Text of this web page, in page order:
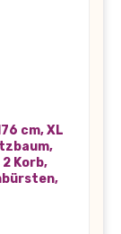
cm, XL
Korb,